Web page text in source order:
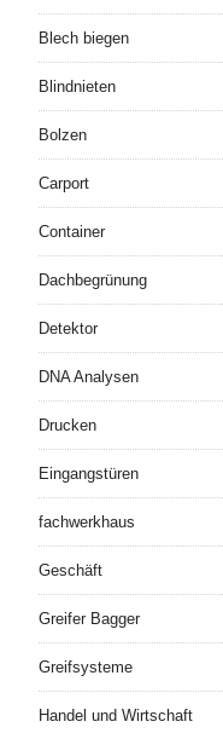
Blech biegen
Blindnieten
Bolzen
Carport
Container
Dachbegrünung
Detektor
DNA Analysen
Drucken
Eingangstüren
fachwerkhaus
Geschäft
Greifer Bagger
Greifsysteme
Handel und Wirtschaft